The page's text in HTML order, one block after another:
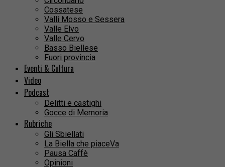
Cossatese
Valli Mosso e Sessera
Valle Elvo
Valle Cervo
Basso Biellese
Fuori provincia
Eventi & Cultura
Video
Podcast
Delitti e castighi
Gocce di Memoria
Rubriche
Gli Sbiellati
La Biella che piaceVa
Pausa Caffè
Opinioni